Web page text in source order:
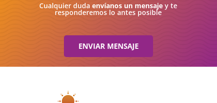
Cualquier dudaenvíanos un mensaje y te
responderemos lo antes posible
ENVIAR MENSAJE